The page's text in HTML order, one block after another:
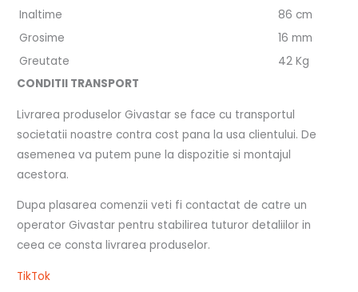
Inaltime
86 cm
Grosime
16 mm
Greutate
42 Kg
CONDITII TRANSPORT
Livrarea produselor Givastar se face cu transportul
societatii noastre contra cost pana la usa clientului. De
asemenea va putem pune la dispozitie si montajul
acestora.
Dupa plasarea comenzii veti fi contactat de catre un
operator Givastar pentru stabilirea tuturor detaliilor in
ceea ce consta livrarea produselor.
TikTok